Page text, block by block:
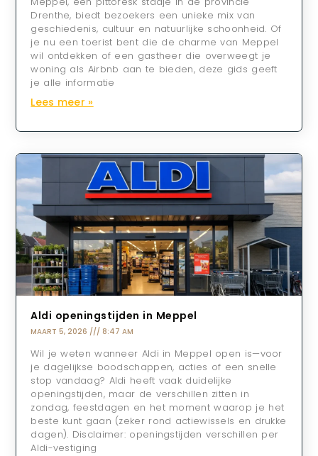
Drenthe, biedt bezoekers een unieke mix van
geschiedenis, cultuur en natuurlijke schoonheid. Of
je nu een toerist bent die de charme van Meppel
wil ontdekken of een gastheer die overweegt je
woning als Airbnb aan te bieden, deze gids geeft
je alle informatie
Lees meer »
Aldi openingstijden in Meppel
MAART 5, 2026 8:47 AM
Wil je weten wanneer Aldi in Meppel open is—voor
je dagelijkse boodschappen, acties of een snelle
stop vandaag? Aldi heeft vaak duidelijke
openingstijden, maar de verschillen zitten in
zondag, feestdagen en het moment waarop je het
beste kunt gaan (zeker rond actiewissels en drukke
dagen). Disclaimer: openingstijden verschillen per
Aldi-vestiging